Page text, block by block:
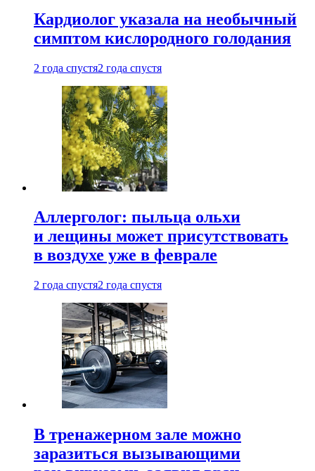
Кардиолог указала на необычный
симптом кислородного голодания
2 года спустя2 года спустя
Аллерголог: пыльца ольхи
и лещины может присутствовать
в воздухе уже в феврале
2 года спустя2 года спустя
В тренажерном зале можно
заразиться вызывающими